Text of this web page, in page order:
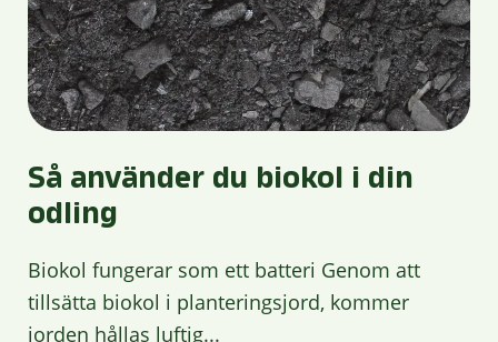
Så använder du biokol i din
odling
Biokol fungerar som ett batteri Genom att
tillsätta biokol i planteringsjord, kommer
jorden hållas luftig...